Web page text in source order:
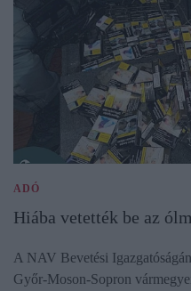
ADÓ
Hiába vetették be az
A NAV Bevetési
Győr-Moson-Sopron